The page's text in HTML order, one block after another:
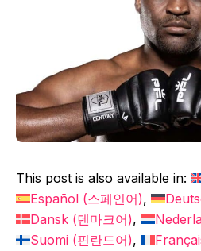
This post is also available in:
Español (스페인어)
Dansk (덴마크어)
Suomi (핀란드어)